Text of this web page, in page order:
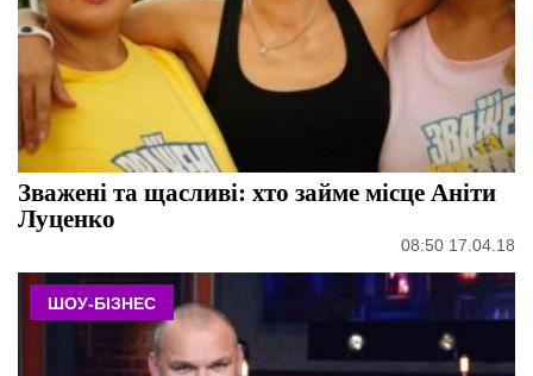
Зважені та щасливі: хто займе місце Аніти
Луценко
08:50 17.04.18
ШОУ-БІЗНЕС